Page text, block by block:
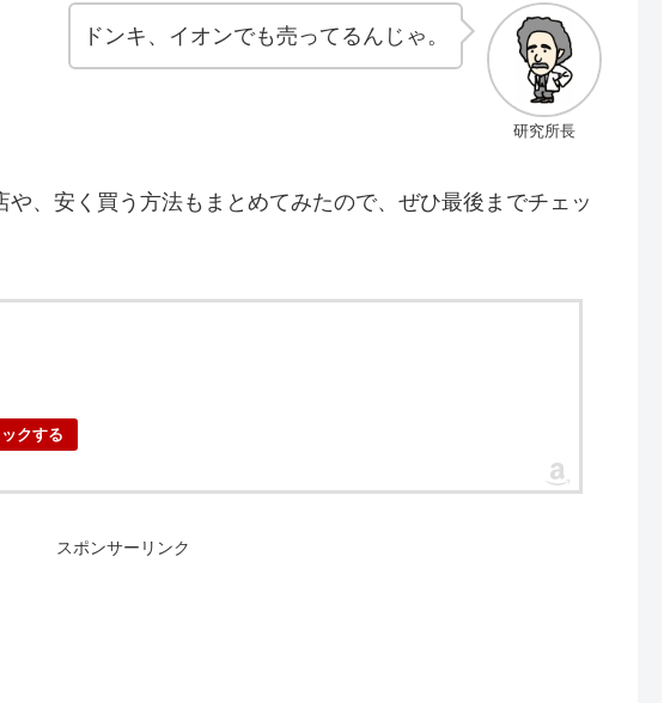
研究所長
ドンキ、イオンでも売ってるんじゃ。
、安く買う方法もまとめてみたので、ぜひ最後までチェッ
クする
スポンサーリンク